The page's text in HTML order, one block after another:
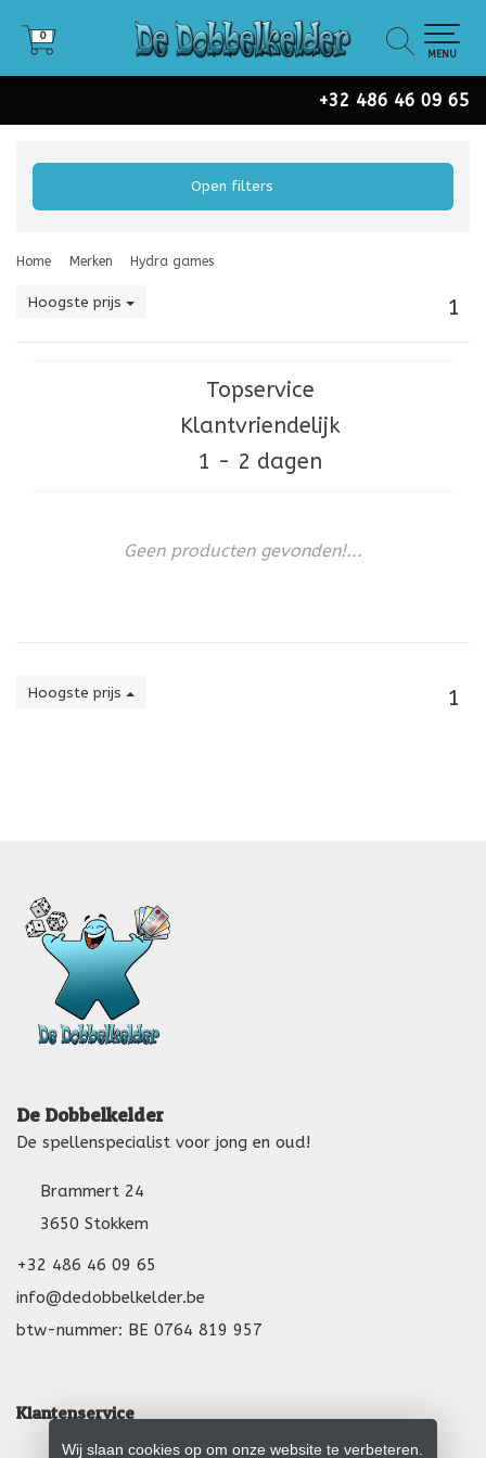
+32 486 46 09 65
0
0
MENU
Open filters
Home Merken Hydra games
Hoogste prijs 1
Topservice
Klantvriendelijk
1 - 2 dagen
Geen producten gevonden!...
Hoogste prijs 1
De Dobbelkelder
De spellenspecialist voor jong en oud!
Brammert 24
3650 Stokkem
+32 486 46 09 65
info@dedobbelkelder.be
btw-nummer: BE 0764 819 957
Klantenservice
Wij slaan cookies op om onze website te verbeteren.